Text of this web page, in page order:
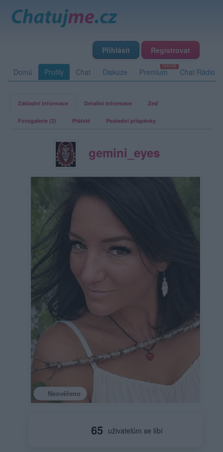
Přihlásit Registrovat
Domů Profily Chat Diskuze Premium Chat Rádio
Základní informace Detailní informace Zeď
Fotogalerie (2) Přátelé Poslední příspěvky
gemini_eyes
Neověřeno
65 uživatelům se líbí